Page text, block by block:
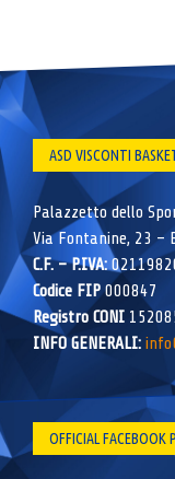
ASD VISCONTI
Palazzetto dello
Via Fontanine, 23 –
C.F. – P.IVA:
Codice FIP000847
Registro CONI
INFO GENERALI:
OFFICIAL FACEBOOK